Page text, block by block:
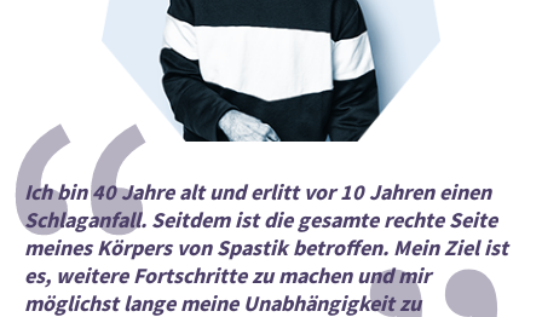
Ich bin 40 Jahre alt und erlitt vor 10 Jahren einen
Schlaganfall. Seitdem ist die gesamte rechte Seite
meines Körpers von Spastik betroffen. Mein Ziel ist
es, weitere Fortschritte zu machen und mir
möglichst lange meine Unabhängigkeit zu